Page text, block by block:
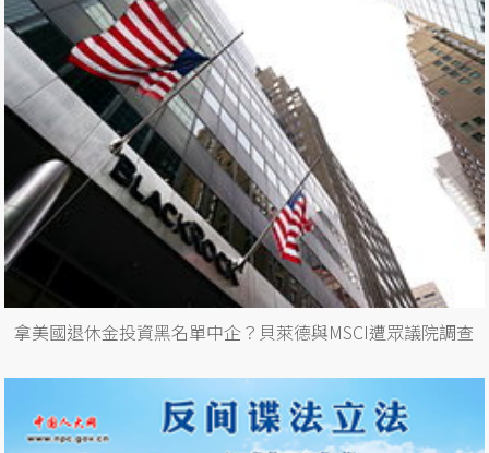
拿美國退休金投資黑名單中企？貝萊德與MSCI遭眾議院調查